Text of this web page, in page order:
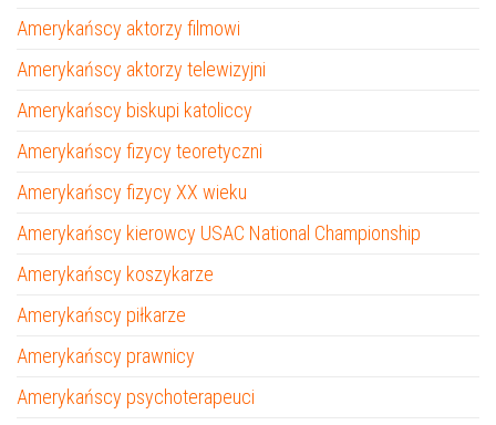
Amerykańscy aktorzy filmowi
Amerykańscy aktorzy telewizyjni
Amerykańscy biskupi katoliccy
Amerykańscy fizycy teoretyczni
Amerykańscy fizycy XX wieku
Amerykańscy kierowcy USAC National Championship
Amerykańscy koszykarze
Amerykańscy piłkarze
Amerykańscy prawnicy
Amerykańscy psychoterapeuci